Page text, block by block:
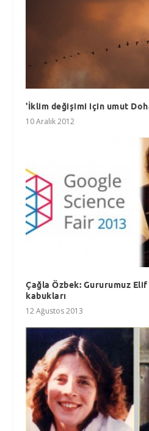
'İklim değişimi için umut
10 Aralık 2012
Çağla Özbek: Gururumuz
kabukları
12 Ağustos 2013